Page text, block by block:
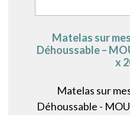
Matelas sur
Déhoussable –
x
Matelas sur
Déhoussable -